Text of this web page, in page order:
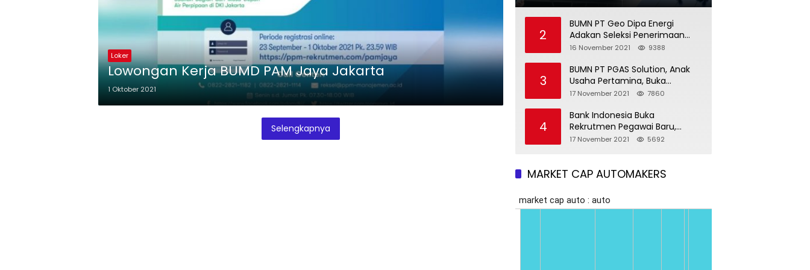
Loker
Lowongan Kerja BUMD PAM Jaya Jakarta
1 Oktober 2021
Selengkapnya
2
BUMN PT Geo Dipa Energi
Adakan Seleksi Penerimaan
Pegawai Baru
16 November 2021 9388
3
BUMN PT PGAS Solution, Anak
Usaha Pertamina, Buka
Rekrutmen Pegawai Baru
17 November 2021 7860
4
Bank Indonesia Buka
Rekrutmen Pegawai Baru,
Tersedia 37 Posisi
17 November 2021 5692
MARKET CAP AUTOMAKERS